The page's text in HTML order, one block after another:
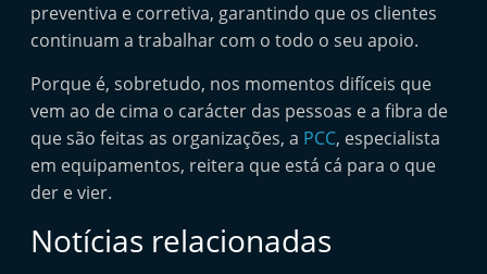
d
e
n
t
e
d
A
f
preventiva e corretiva, garantindo que os clientes
continuam a trabalhar com o todo o seu apoio.
Porque é, sobretudo, nos momentos difíceis que
vem ao de cima o carácter das pessoas e a fibra de
que são feitas as organizações, a PCC, especialista
em equipamentos, reitera que está cá para o que
der e vier.
Notícias relacionadas